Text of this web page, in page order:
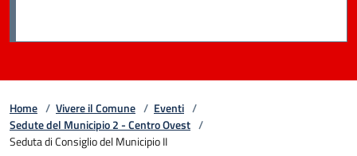
Home / Vivere il Comune / Eventi /
Sedute del Municipio 2 - Centro Ovest /
Seduta di Consiglio del Municipio II